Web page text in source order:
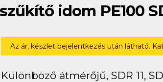
idom PE100
Az ár, készlet bejelentkezés után látható.
Különböző átmérőjű, SDR 11,